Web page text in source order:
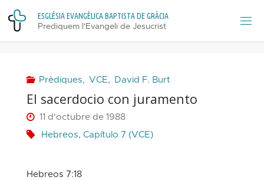
Skip
content
ESGLÉSIAEVANGÈLICABAPTISTADE GRÀCIA
Prediquem l'Evangeli de Jesucrist
Prèdiques, VCE, David F. Burt
El sacerdocio con juramento
11 d'octubre de 1988
Hebreos, Capítulo 7 (VCE)
Hebreos 7:18